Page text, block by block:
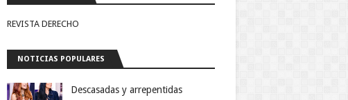
REVISTA DERECHO
NOTICIAS POPULARES
Descasadas y arrepentidas